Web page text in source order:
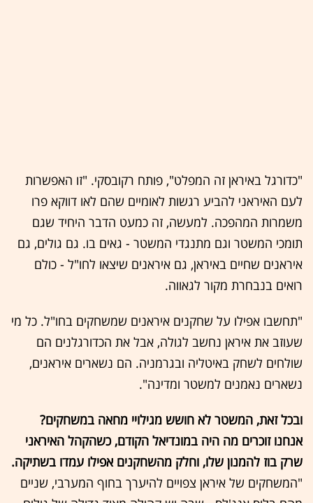
"כדורגל באיראן זה המפלט", פותח רקובסקי. "זו האפשרות
לעם האיראני להביע רגשות לאומיים שהם לאו דווקא פרו
משמרות המהפכה. למעשה, זה כמעט הדבר היחיד שגם
תומכי המשטר וגם מתנגדי המשטר - גאים בו. גם גולים, גם
איראנים שחיים באיראן, גם איראנים שיצאו לחו"ל - כולם
רואים בנבחרת מקור לגאווה.
"תחשבו אפילו על שחקנים איראנים שמשחקים בחו"ל. כל מי
שעוזב את איראן נחשב לגולה, אבל את הכדורגלנים הם
שולחים לשחק באיטליה ובגרמניה. הם נשארים איראנים,
נשארים נאמנים למשטר ומדינה".
ובכל זאת, המשטר לא חושש מגילויי מחאה במשחקים?
אנחנו זוכרים מה היה במונדיאל הקודם, כשהקהל האיראני
שרק בוז להמנון שלו, וחלק מהשחקנים אפילו עמדו בשתיקה.
"המשחקים של איראן צפויים להיערך בחוף המערבי, שניים